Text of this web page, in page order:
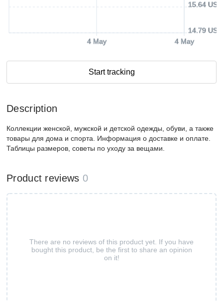
4 May 4 May
14.79 USD
15.64 USD
Start tracking
Description
Коллекции женской, мужской и детской одежды, обуви, а также
товары для дома и спорта. Информация о доставке и оплате.
Таблицы размеров, советы по уходу за вещами.
Product reviews 0
There are no reviews of this product yet. If you have
bought this product, be the first to share an opinion
on it!